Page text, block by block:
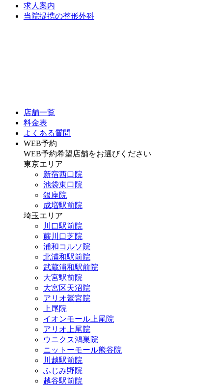
求人案内
当院提携の整形外科
店舗一覧
料金表
よくある質問
WEB予約
WEB予約希望店舗をお選びください
東京エリア
新宿西口院
池袋東口院
銀座院
成増駅前院
埼玉エリア
川口駅前院
蕨川口芝院
浦和コルソ院
北浦和駅前院
武蔵浦和駅前院
大宮駅前院
大宮区天沼院
アリオ鷲宮院
上尾院
イオンモール上尾院
アリオ上尾院
ウニクス鴻巣院
ニットーモール熊谷院
川越駅前院
ふじみ野院
越谷駅前院